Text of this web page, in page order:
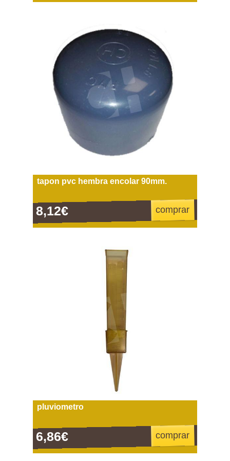
tapon pvc hembra encolar 90mm.
8,12€ comprar
pluviometro
6,86€ comprar